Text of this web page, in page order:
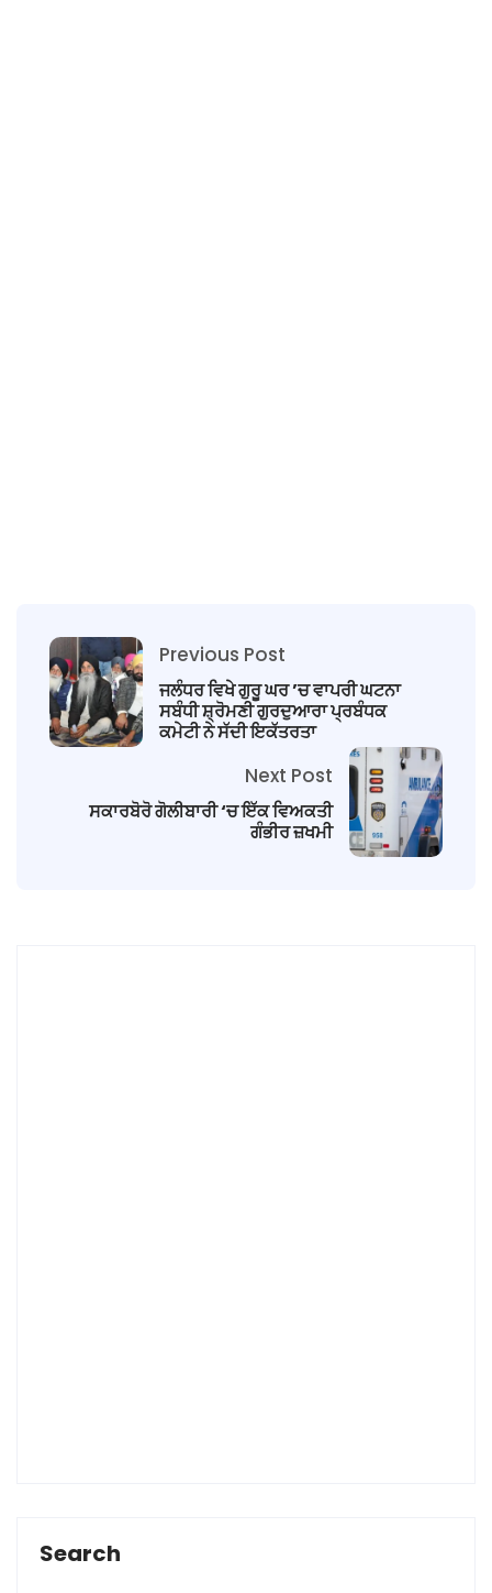
Previous Post
ਜਲੰਧਰ ਵਿਖੇ ਗੁਰੂ ਘਰ ’ਚ ਵਾਪਰੀ ਘਟਨਾ
ਸਬੰਧੀ ਸ਼੍ਰੋਮਣੀ ਗੁਰਦੁਆਰਾ ਪ੍ਰਬੰਧਕ
ਕਮੇਟੀ ਨੇ ਸੱਦੀ ਇਕੱਤਰਤਾ
Next Post
ਸਕਾਰਬੋਰੋ ਗੋਲੀਬਾਰੀ ‘ਚ ਇੱਕ ਵਿਅਕਤੀ
ਗੰਭੀਰ ਜ਼ਖਮੀ
Search